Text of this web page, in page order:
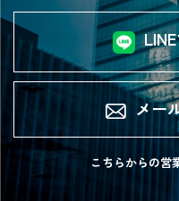
メー
こちらからの営